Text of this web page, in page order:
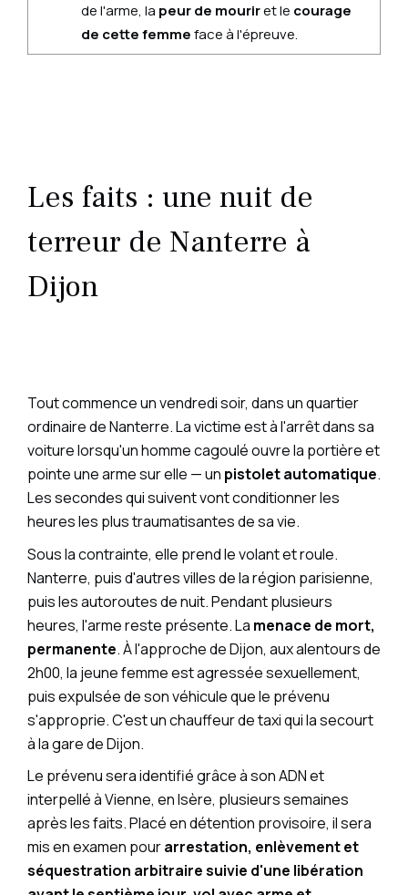
de l'arme, la peur de mouriret le courage
de cette femmeface à l'épreuve.
Les faits : une nuit de
terreur de Nanterre à
Dijon
Tout commence un vendredi soir, dans un quartier
ordinaire de Nanterre. La victime est à l'arrêt dans sa
voiture lorsqu'un homme cagoulé ouvre la portière et
pointe une arme sur elle — un pistolet automatique.
Les secondes qui suivent vont conditionner les
heures les plus traumatisantes de sa vie.
Sous la contrainte, elle prend le volant et roule.
Nanterre, puis d'autres villes de la région parisienne,
puis les autoroutes de nuit. Pendant plusieurs
heures, l'arme reste présente. La menace de mort,
permanente. À l'approche de Dijon, aux alentours de
2h00, la jeune femme est agressée sexuellement,
puis expulsée de son véhicule que le prévenu
s'approprie. C'est un chauffeur de taxi qui la secourt
à la gare de Dijon.
Le prévenu sera identifié grâce à son ADN et
interpellé à Vienne, en Isère, plusieurs semaines
après les faits. Placé en détention provisoire, il sera
mis en examen pourarrestation, enlèvement et
séquestration arbitraire suivie d'une libération